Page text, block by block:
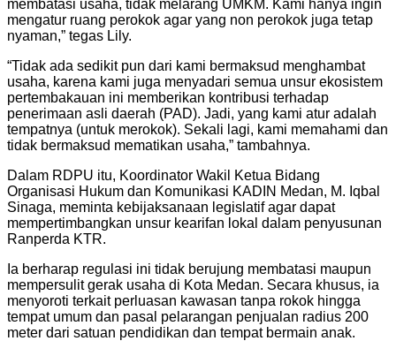
membatasi usaha, tidak melarang UMKM. Kami hanya ingin
mengatur ruang perokok agar yang non perokok juga tetap
nyaman,” tegas Lily.
“Tidak ada sedikit pun dari kami bermaksud menghambat
usaha, karena kami juga menyadari semua unsur ekosistem
pertembakauan ini memberikan kontribusi terhadap
penerimaan asli daerah (PAD). Jadi, yang kami atur adalah
tempatnya (untuk merokok). Sekali lagi, kami memahami dan
tidak bermaksud mematikan usaha,” tambahnya.
Dalam RDPU itu, Koordinator Wakil Ketua Bidang
Organisasi Hukum dan Komunikasi KADIN Medan, M. Iqbal
Sinaga, meminta kebijaksanaan legislatif agar dapat
mempertimbangkan unsur kearifan lokal dalam penyusunan
Ranperda KTR.
Ia berharap regulasi ini tidak berujung membatasi maupun
mempersulit gerak usaha di Kota Medan. Secara khusus, ia
menyoroti terkait perluasan kawasan tanpa rokok hingga
tempat umum dan pasal pelarangan penjualan radius 200
meter dari satuan pendidikan dan tempat bermain anak.